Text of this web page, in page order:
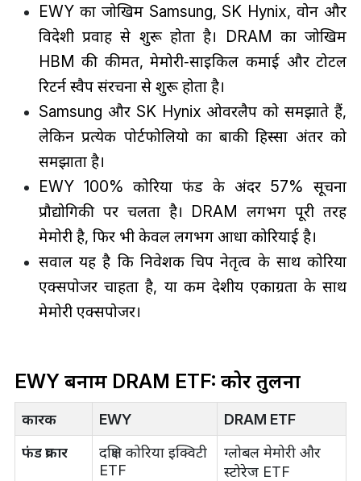
EWY का जोखिम Samsung, SK Hynix, वोन और
विदेशी प्रवाह से शुरू होता है। DRAM का जोखिम
HBM की कीमत, मेमोरी‑साइकिल कमाई और टोटल
रिटर्न स्वैप संरचना से शुरू होता है।
Samsung और SK Hynix ओवरलैप को समझाते हैं,
लेकिन प्रत्येक पोर्टफोलियो का बाकी हिस्सा अंतर को
समझाता है।
EWY 100% कोरिया फंड के अंदर 57% सूचना
प्रौद्योगिकी पर चलता है। DRAM लगभग पूरी तरह
मेमोरी है, फिर भी केवल लगभग आधा कोरियाई है।
सवाल यह है कि निवेशक चिप नेतृत्व के साथ कोरिया
एक्सपोजर चाहता है, या कम देशीय एकाग्रता के साथ
मेमोरी एक्सपोजर।
EWY बनाम DRAM ETF: कोर तुलना
कारक EWY
DRAM ETF
फंड प्रकार
दक्षिण कोरिया इक्विटी
ETF
ग्लोबल मेमोरी और
स्टोरेज ETF